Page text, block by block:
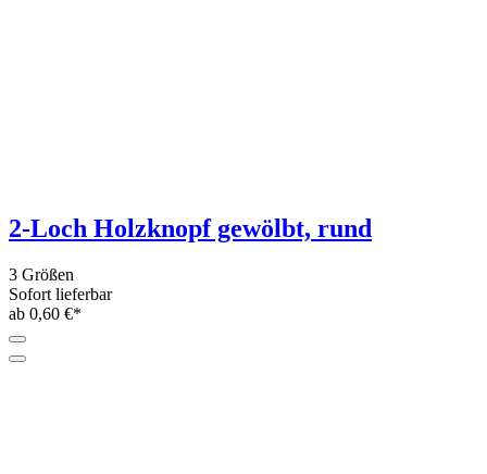
2-Loch Holzknopf gewölbt, rund
3 Größen
Sofort lieferbar
ab 0,60 €*